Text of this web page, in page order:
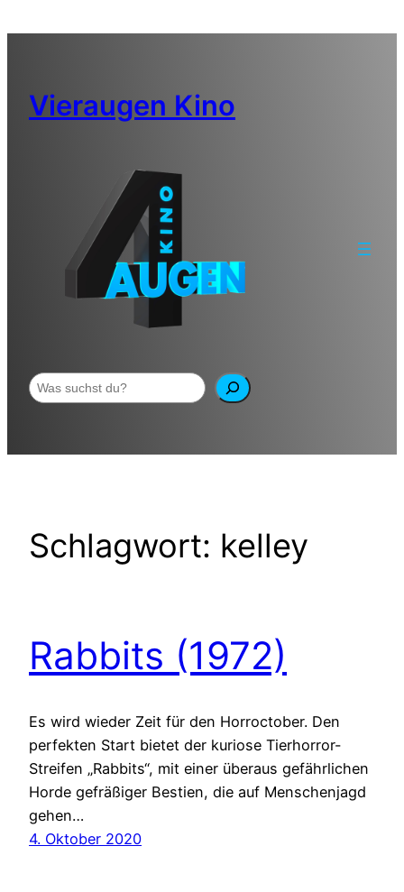
Vieraugen Kino
Suchen
Schlagwort: kelley
Rabbits (1972)
Es wird wieder Zeit für den Horroctober. Den
perfekten Start bietet der kuriose Tierhorror-
Streifen „Rabbits“, mit einer überaus gefährlichen
Horde gefräßiger Bestien, die auf Menschenjagd
gehen…
4. Oktober 2020